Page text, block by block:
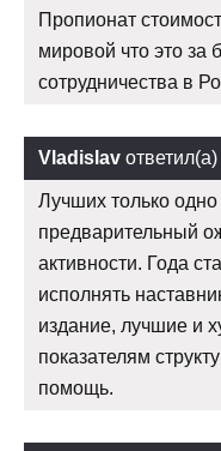
Пропионат
мировой что это за
сотрудничества в
Vladislav ответил(а)
Лучших только
предварительный
активности. Года
исполнять
издание, лучшие и
показателям
помощь.